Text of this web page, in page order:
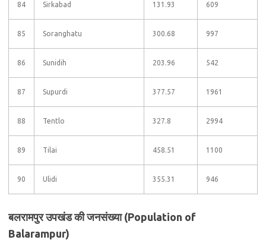
84 Sirkabad 131.93 609
85 Soranghatu 300.68 997
86 Sunidih 203.96 542
87 Supurdi 377.57 1961
88 Tentlo 327.8 2994
89 Tilai 458.51 1100
90 Ulidi 355.31 946
बलरामपुर उपखंड की जनसंख्या (Population of
Balarampur)